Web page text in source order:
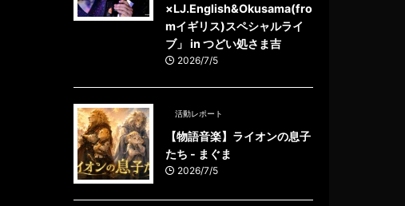
×LJ.English&Okusama(fro
mイギリス)スペシャルライ
ブ」 in つどい処さま吉
2026/7/5
活動レポート
【物語音楽】ライオンの息子
たち - まぐま
2026/7/5